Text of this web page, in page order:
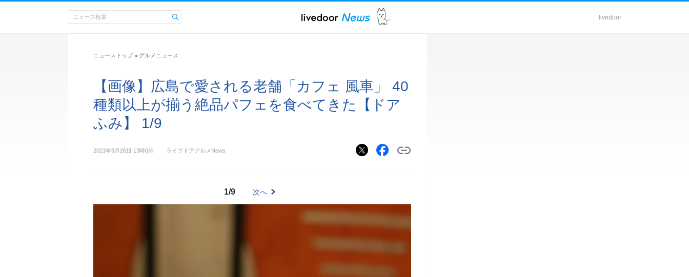
livedoor
ニューストップ > グルメニュース
【画像】広島で愛される老舗「カフェ 風車」 40
種類以上が揃う絶品パフェを食べてきた【ドア
ふみ】 1/9
2023年9月26日 13時0分 ライブドアグルメNews
1/9 次へ